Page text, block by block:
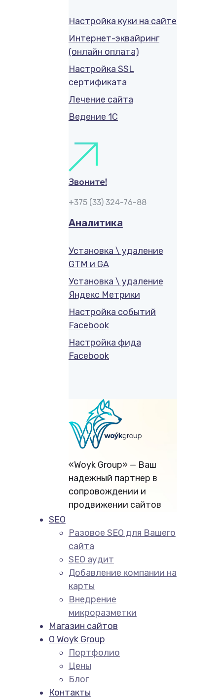
Настройка куки на сайте
Интернет-эквайринг
(онлайн оплата)
Настройка SSL
сертификата
Лечение сайта
Ведение 1С
Звоните!
+375 (33) 324-76-88
Аналитика
Установка \ удаление
GTM и GA
Установка \ удаление
Яндекс Метрики
Настройка событий
Facebook
Настройка фида
Facebook
«Woyk Group» — Ваш
надежный партнер в
сопровождении и
продвижении сайтов
SEO
Разовое SEO для Вашего
сайта
SEO аудит
Добавление компании на
карты
Внедрение
микроразметки
Магазин сайтов
О Woyk Group
Портфолио
Цены
Блог
Контакты